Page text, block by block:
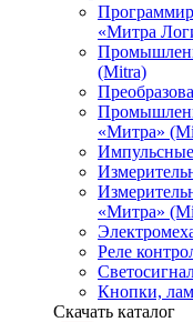
«Митра
(Mitra)
«Митра»
«Митра»
Реле
Кнопки,
Скачать каталог